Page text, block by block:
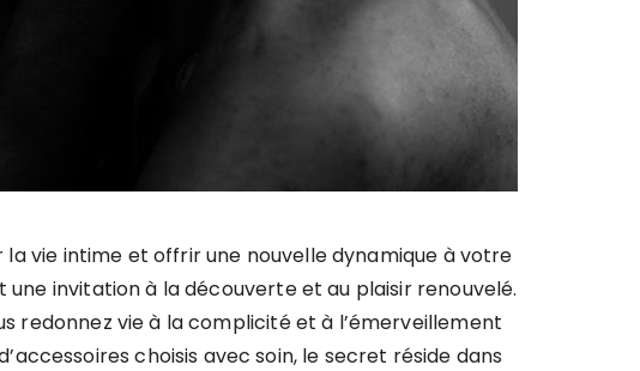
vie intime et offrir une nouvelle dynamique à votre
invitation à la découverte et au plaisir renouvelé.
redonnez vie à la complicité et à l’émerveillement
choisis avec soin, le secret réside dans